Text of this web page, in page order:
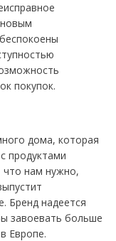
покупок.
дома, которая
продуктами
что нам нужно,
Бренд надеется
завоевать больше
Европе.